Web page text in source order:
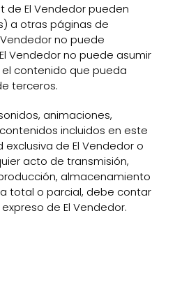
de El Vendedor pueden
a otras páginas de
no puede
Vendedor no puede asumir
contenido que pueda
terceros.
animaciones,
incluidos en este
de El Vendedor o
acto de transmisión,
almacenamiento
total o parcial, debe contar
de El Vendedor.